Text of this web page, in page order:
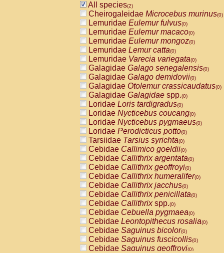
All species(2)
Cheirogaleidae Microcebus murinus(0)
Lemuridae Eulemur fulvus(0)
Lemuridae Eulemur macaco(0)
Lemuridae Eulemur mongoz(0)
Lemuridae Lemur catta(0)
Lemuridae Varecia variegata(0)
Galagidae Galago senegalensis(0)
Galagidae Galago demidovii(0)
Galagidae Otolemur crassicaudatus(0)
Galagidae Galagidae spp.(0)
Loridae Loris tardigradus(0)
Loridae Nycticebus coucang(0)
Loridae Nycticebus pygmaeus(0)
Loridae Perodicticus potto(0)
Tarsiidae Tarsius syrichta(0)
Cebidae Callimico goeldii(0)
Cebidae Callithrix argentata(0)
Cebidae Callithrix geoffroyi(0)
Cebidae Callithrix humeralifer(0)
Cebidae Callithrix jacchus(0)
Cebidae Callithrix penicillata(0)
Cebidae Callithrixspp.(0)
Cebidae Cebuella pygmaea(0)
Cebidae Leontopithecus rosalia(0)
Cebidae Saguinus bicolor(0)
Cebidae Saguinus fuscicollis(0)
Cebidae Saguinus geoffroyi(0)